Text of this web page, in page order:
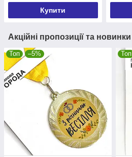
Купити
Акційні пропозиції та новинки
Топ –5% Топ